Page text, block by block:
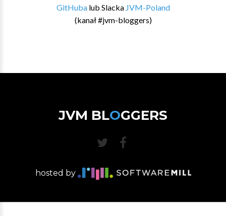
GitHubalub Slacka JVM-Poland
(kanał #jvm-bloggers)
JVM BLOGGERS
hosted by